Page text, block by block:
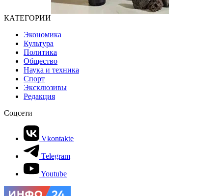
КАТЕГОРИИ
Экономика
Культура
Политика
Общество
Наука и техника
Спорт
Эксклюзивы
Редакция
Соцсети
Vkontakte
Telegram
Youtube